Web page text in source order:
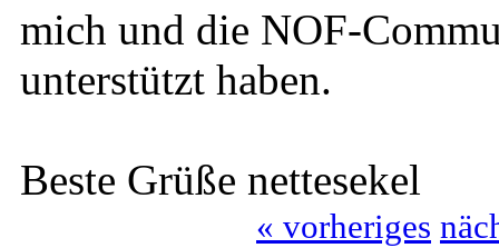
mich und die NOF-
unterstützt haben.
Beste Grüße nettesekel
« vorheriges